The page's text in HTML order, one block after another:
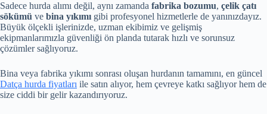
Sadece hurda alımı değil, aynı zamanda fabrika bozumu, çelik çatı
sökümü ve bina yıkımı gibi profesyonel hizmetlerle de yanınızdayız.
Büyük ölçekli işlerinizde, uzman ekibimiz ve gelişmiş
ekipmanlarımızla güvenliği ön planda tutarak hızlı ve sorunsuz
çözümler sağlıyoruz.
Bina veya fabrika yıkımı sonrası oluşan hurdanın tamamını, en güncel
Datça hurda fiyatları ile satın alıyor, hem çevreye katkı sağlıyor hem de
size ciddi bir gelir kazandırıyoruz.